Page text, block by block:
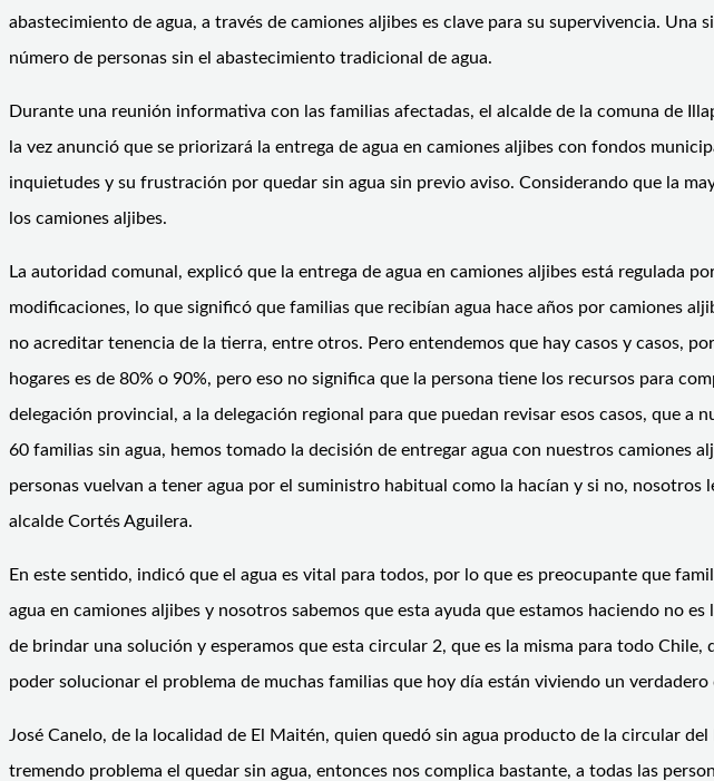
abastecimiento de agua, a través de camiones aljibes es clave para su supervivencia.
número de personas sin el abastecimiento tradicional de agua.
Durante una reunión informativa con las familias afectadas, el alcalde de la comuna de
la vez anunció que se priorizará la entrega de agua en camiones aljibes con fondos
inquietudes y su frustración por quedar sin agua sin previo aviso. Considerando que la
los camiones aljibes.
La autoridad comunal, explicó que la entrega de agua en camiones aljibes está regulada
modificaciones, lo que significó que familias que recibían agua hace años por camiones
no acreditar tenencia de la tierra, entre otros. Pero entendemos que hay casos y casos,
hogares es de 80% o 90%, pero eso no significa que la persona tiene los recursos para
delegación provincial, a la delegación regional para que puedan revisar esos casos, que a
60 familias sin agua, hemos tomado la decisión de entregar agua con nuestros camiones
personas vuelvan a tener agua por el suministro habitual como la hacían y si no,
alcalde Cortés Aguilera.
En este sentido, indicó que el agua es vital para todos, por lo que es preocupante que
agua en camiones aljibes y nosotros sabemos que esta ayuda que estamos haciendo no
de brindar una solución y esperamos que esta circular 2, que es la misma para todo
poder solucionar el problema de muchas familias que hoy día están viviendo un
José Canelo, de la localidad de El Maitén, quien quedó sin agua producto de la circular
tremendo problema el quedar sin agua, entonces nos complica bastante, a todas las